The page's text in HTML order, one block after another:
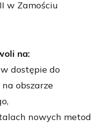
w Zamościu
na:
dostępie do
obszarze
nowych metod